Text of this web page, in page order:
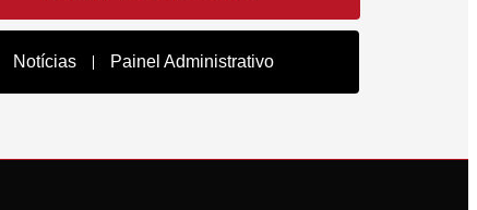
Notícias Painel Administrativo